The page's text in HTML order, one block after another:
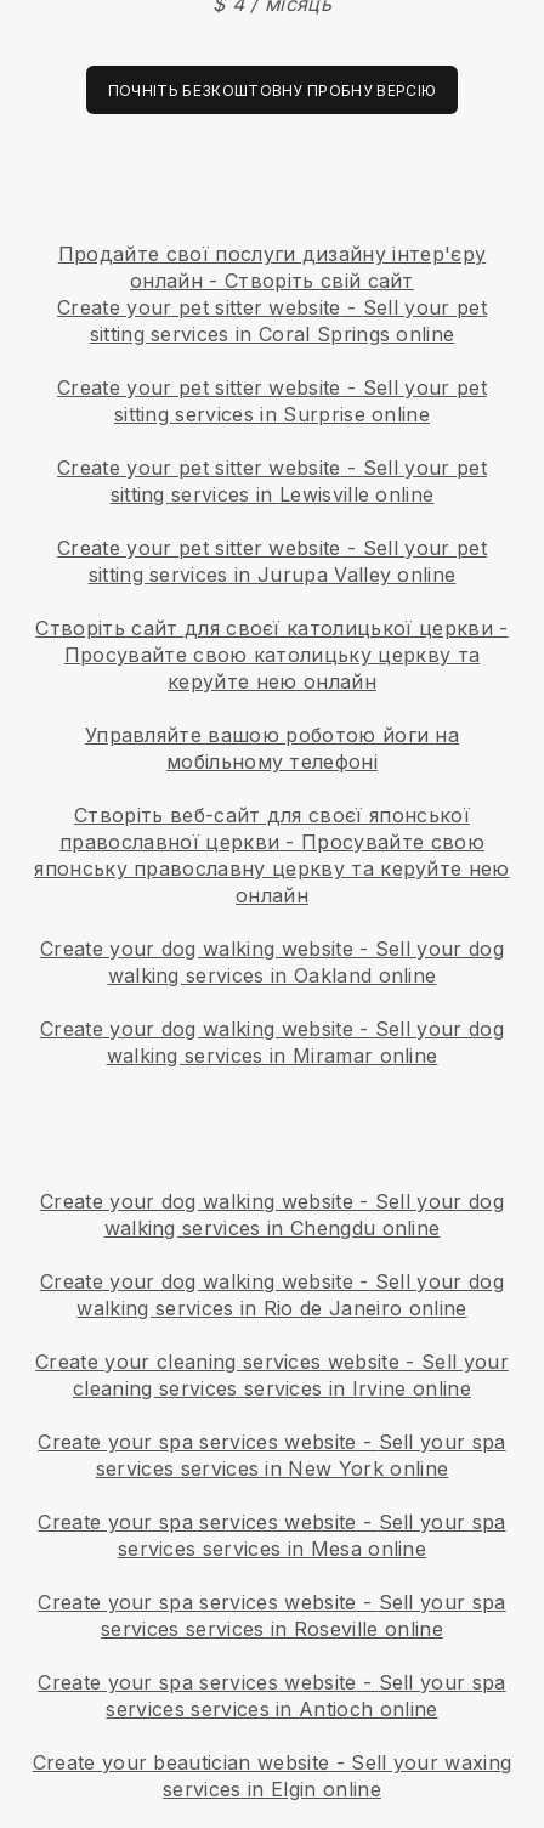
ПОЧНІТЬ БЕЗКОШТОВНУ ПРОБНУ ВЕРСІЮ
Продайте свої послуги дизайну інтер'єру
онлайн - Створіть свій сайт
Create your pet sitter website - Sell your pet
sitting services in Coral Springs online
Create your pet sitter website - Sell your pet
sitting services in Surprise online
Create your pet sitter website - Sell your pet
sitting services in Lewisville online
Create your pet sitter website - Sell your pet
sitting services in Jurupa Valley online
Створіть сайт для своєї католицької церкви -
Просувайте свою католицьку церкву та
керуйте нею онлайн
Управляйте вашою роботою йоги на
мобільному телефоні
Створіть веб-сайт для своєї японської
православної церкви - Просувайте свою
японську православну церкву та керуйте нею
онлайн
Create your dog walking website - Sell your dog
walking services in Oakland online
Create your dog walking website - Sell your dog
walking services in Miramar online
Create your dog walking website - Sell your dog
walking services in Chengdu online
Create your dog walking website - Sell your dog
walking services in Rio de Janeiro online
Create your cleaning services website - Sell your
cleaning services services in Irvine online
Create your spa services website - Sell your spa
services services in New York online
Create your spa services website - Sell your spa
services services in Mesa online
Create your spa services website - Sell your spa
services services in Roseville online
Create your spa services website - Sell your spa
services services in Antioch online
Create your beautician website - Sell your waxing
services in Elgin online